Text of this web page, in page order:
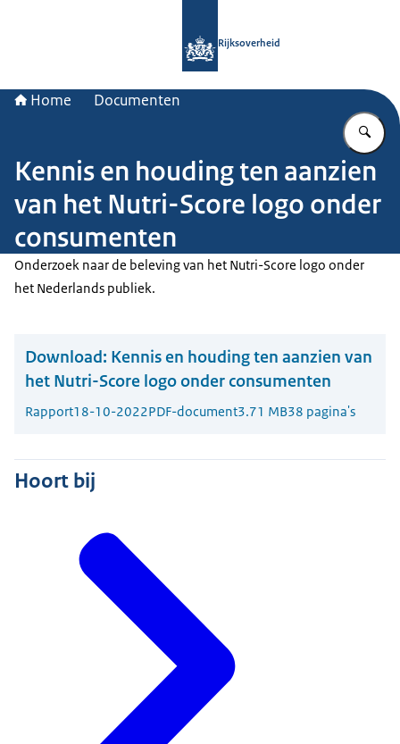
Rijksoverheid
Home Documenten
Kennis en houding ten aanzien
van het Nutri-Score logo onder
consumenten
Onderzoek naar de beleving van het Nutri-Score logo onder
het Nederlands publiek.
Download: Kennis en houding ten aanzien van
het Nutri-Score logo onder consumenten
Rapport18-10-2022PDF-document3.71 MB38 pagina's
Hoort bij